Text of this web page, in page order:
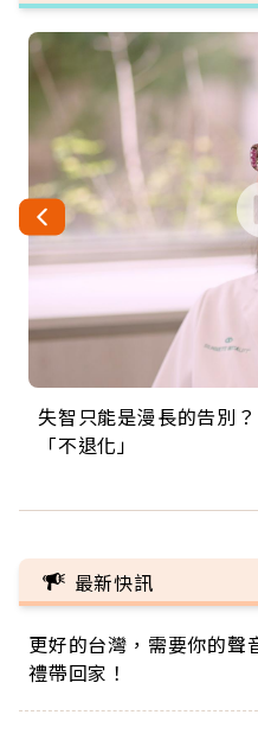
失智只能是漫長的告別
「不退化」
來自剛果的巧克力神父
的家，我連作夢都講台語
63歲卸矽谷副總、搬回
丑」走進安養院，逗樂
104歲打破金氏世界紀
手，分享長壽的秘密原來
事業巔峰他選擇追夢…
巨蛋！連CNN都大讚！
最新快訊
更好的台灣，需要你的聲
禮帶回家！